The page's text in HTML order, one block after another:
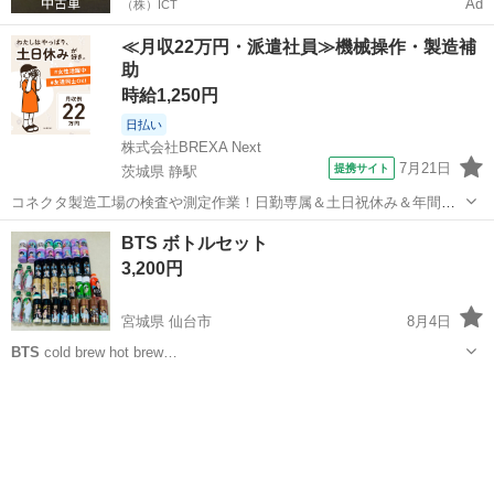
（株）ICT Ad
≪月収22万円・派遣社員≫機械操作・製造補
助
時給1,250円
日払い
株式会社BREXA Next
茨城県 静駅
提携サイト 7月21日
コネクタ製造工場の検査や測定作業！日勤専属＆土日祝休み＆年間休
日128日★クリーンルーム内作業★マイカー通勤OK＆無料駐車場あり
★就業先食堂利用可！日払い制度あり！《茨城県常陸大宮市》 人気の
工場のお仕事 ◇コネクタ製造工...
茨城 常陸大宮市 静駅 その他
BTS ボトルセット
3,200円
宮城県 仙台市
8月4日
BTS cold brew hot brew…